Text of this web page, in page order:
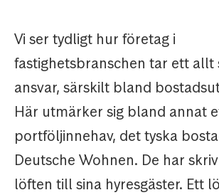
Vi ser tydligt hur företag i
fastighetsbranschen tar ett allt
ansvar, särskilt bland
Här utmärker sig bland annat
portföljinnehav, det tyska
Deutsche Wohnen. De har
löften till sina hyresgäster. Ett